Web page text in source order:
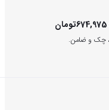
674,975تومان